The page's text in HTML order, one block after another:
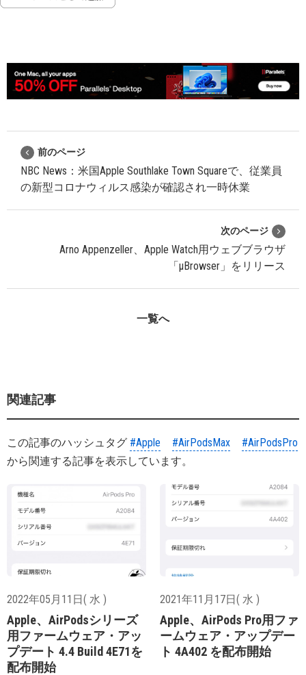
前のページ
NBC News：米国Apple Southlake Town Squareで、従業員
の新型コロナウィルス感染が確認され一時休業
次のページ
Arno Appenzeller、Apple Watch用ウェブブラウザ
「µBrowser」をリリース
一覧へ
関連記事
この記事のハッシュタグ #Apple #AirPodsMax
#AirPodsPro
から関連する記事を表示しています。
2022年05月11日( 水 )
Apple、AirPodsシリーズ
用ファームウェア・アッ
プデート 4.4 Build 4E71を
配布開始
2021年11月17日( 水 )
Apple、AirPods Pro用ファ
ームウェア・アップデー
ト 4A402 を配布開始